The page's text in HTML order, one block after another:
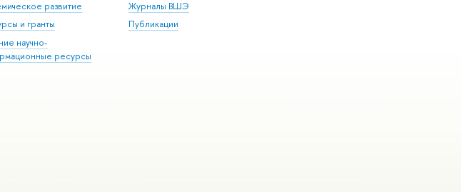
развитие
и гранты
научно-
ресурсы
Журналы ВШЭ
Публикации